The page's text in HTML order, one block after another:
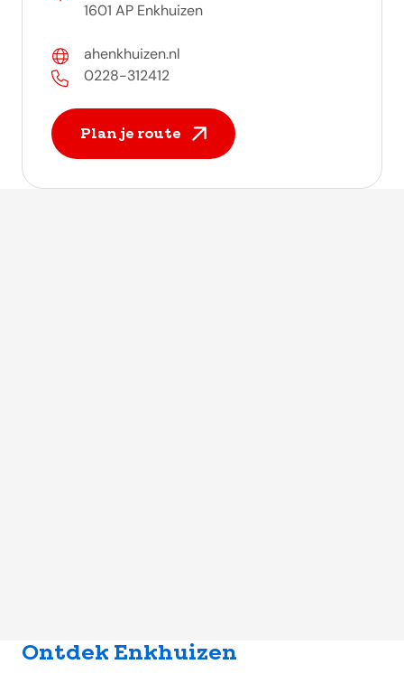
1601 AP Enkhuizen
ahenkhuizen.nl
0228-312412
Plan je route
Ontdek Enkhuizen